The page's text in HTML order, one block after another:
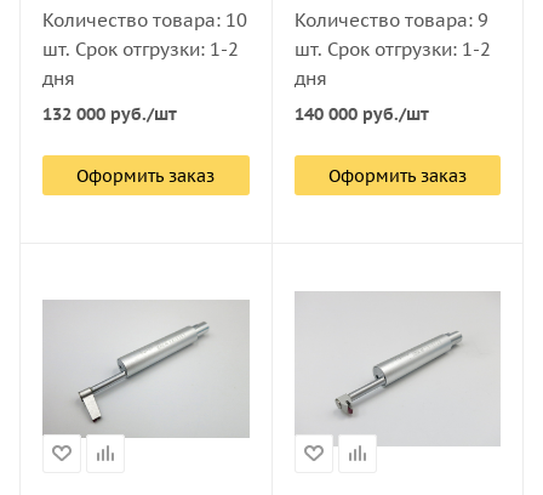
Количество товара: 10
шт. Срок отгрузки: 1-2
дня
132 000 руб./шт
Оформить заказ
Количество товара: 9
шт. Срок отгрузки: 1-2
дня
140 000руб./шт
Оформить заказ